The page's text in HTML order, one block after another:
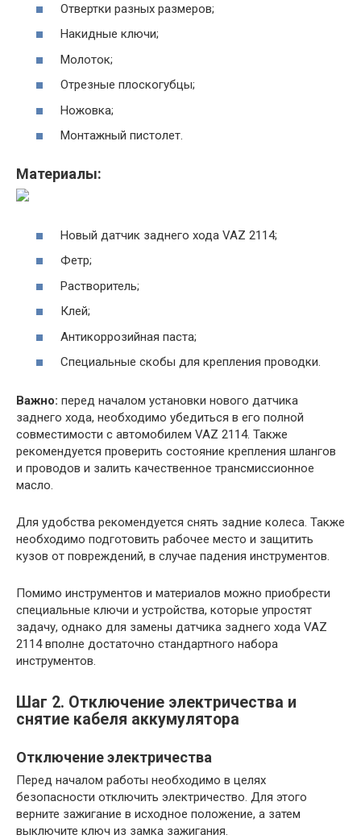
Отвертки разных размеров;
Накидные ключи;
Молоток;
Отрезные плоскогубцы;
Ножовка;
Монтажный пистолет.
Материалы:
Новый датчик заднего хода VAZ 2114;
Фетр;
Растворитель;
Клей;
Антикоррозийная паста;
Специальные скобы для крепления проводки.
Важно: перед началом установки нового датчика
заднего хода, необходимо убедиться в его полной
совместимости с автомобилем VAZ 2114. Также
рекомендуется проверить состояние крепления шлангов
и проводов и залить качественное трансмиссионное
масло.
Для удобства рекомендуется снять задние колеса. Также
необходимо подготовить рабочее место и защитить
кузов от повреждений, в случае падения инструментов.
Помимо инструментов и материалов можно приобрести
специальные ключи и устройства, которые упростят
задачу, однако для замены датчика заднего хода VAZ
2114 вполне достаточно стандартного набора
инструментов.
Шаг 2. Отключение электричества и
снятие кабеля аккумулятора
Отключение электричества
Перед началом работы необходимо в целях
безопасности отключить электричество. Для этого
верните зажигание в исходное положение, а затем
выключите ключ из замка зажигания.